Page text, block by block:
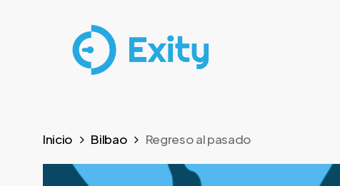
Inicio Bilbao Regreso al pasado